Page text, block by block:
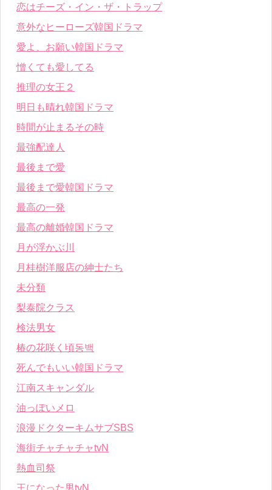
恋はチーズ・イン・ザ・トラップ
意外なヒーローズ韓国ドラマ
愛よ、お願い韓国ドラマ
憎くても愛してる
推理の女王２
明日も晴れ韓国ドラマ
時間が止まるその時
最強配達人
最後まで愛
最後まで愛韓国ドラマ
最高の一発
最高の離婚韓国ドラマ
月が浮かぶ川
月桂樹洋服店の紳士たち
未分類
梨泰院クラス
検法男女
椿の花咲く頃동백
死んでもいい韓国ドラマ
江南スキャンダル
油っぽいメロ
浪漫ドクターキムサブSBS
海街チャチャチャtvN
熱血司祭